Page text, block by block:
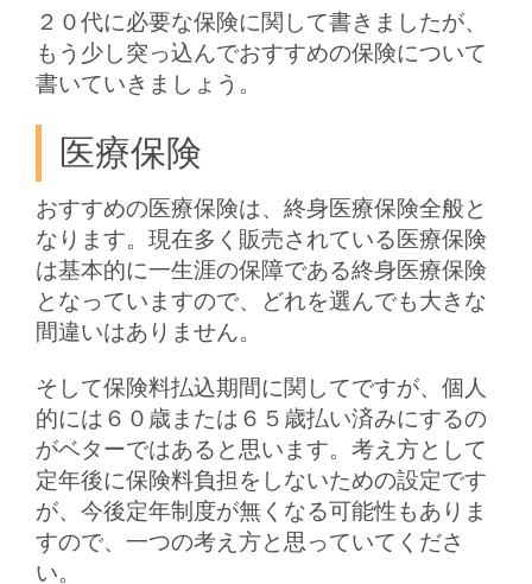
２０代に必要な保険に関して書きましたが、
もう少し突っ込んでおすすめの保険について
書いていきましょう。
医療保険
おすすめの医療保険は、終身医療保険全般と
なります。現在多く販売されている医療保険
は基本的に一生涯の保障である終身医療保険
となっていますので、どれを選んでも大きな
間違いはありません。
そして保険料払込期間に関してですが、個人
的には６０歳または６５歳払い済みにするの
がベターではあると思います。考え方として
定年後に保険料負担をしないための設定です
が、今後定年制度が無くなる可能性もありま
すので、一つの考え方と思っていてくださ
い。